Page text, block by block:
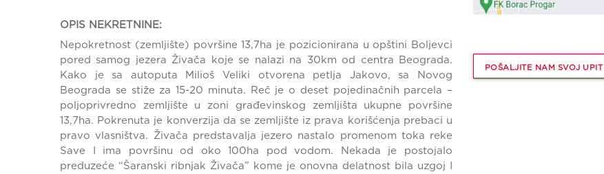
OPIS NEKRETNINE:
Nepokretnost (zemljište) površine 13,7ha je pozicionirana u opštini Boljevci
pored samog jezera Živača koje se nalazi na 30km od centra Beograda.
Kako je sa autoputa Milioš Veliki otvorena petlja Jakovo, sa Novog
Beograda se stiže za 15-20 minuta. Reč je o deset pojedinačnih parcela –
poljoprivredno zemljište u zoni građevinskog zemljišta ukupne površine
13,7ha. Pokrenuta je konverzija da se zemljište iz prava korišćenja prebaci u
pravo vlasništva. Živača predstavalja jezero nastalo promenom toka reke
Save I ima površinu od oko 100ha pod vodom. Nekada je postojalo
preduzeće “Šaranski ribnjak Živača” kome je onovna delatnost bila uzgoj I
POŠALJITE NAM SVOJ UPIT